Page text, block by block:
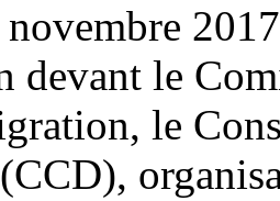
devant le
le